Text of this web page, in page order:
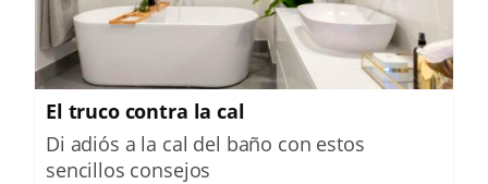
El truco contra la cal
Di adiós a la cal del baño con estos
sencillos consejos